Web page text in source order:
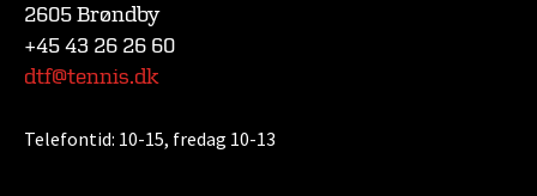
2605 Brøndby
+45 43 26 26 60
dtf@tennis.dk
Telefontid: 10-15, fredag 10-13